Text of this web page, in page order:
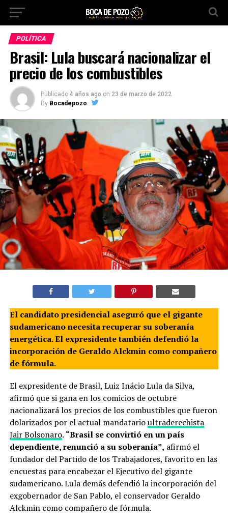
POLÍTICA
Brasil: Lula buscará nacionalizar el
precio de los combustibles
Publicado 4 años ago on 23 de marzo de 2022
By Bocadepozo
El candidato presidencial aseguró que el gigante
sudamericano necesita recuperar su soberanía
energética. El expresidente también defendió la
incorporación de Geraldo Alckmin como compañero
de fórmula.
El expresidente de Brasil, Luiz Inácio Lula da Silva,
afirmó que si gana en los comicios de octubre
nacionalizará los precios de los combustibles que fueron
dolarizados por el actual mandatarioultraderechista
Jair Bolsonaro. “Brasil se convirtió en un país
dependiente, renunció a su soberanía”, afirmó el
fundador del Partido de los Trabajadores, favorito en las
encuestas para encabezar el Ejecutivo del gigante
sudamericano. Lula demás defendió la incorporación del
exgobernador de San Pablo, el conservador Geraldo
Alckmin como compañero de fórmula.